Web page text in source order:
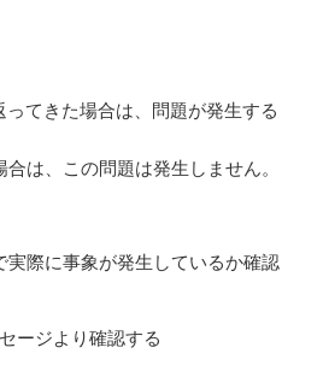
てきた場合は、問題が発生する
は、この問題は発生しません。
際に事象が発生しているか確認
ージより確認する